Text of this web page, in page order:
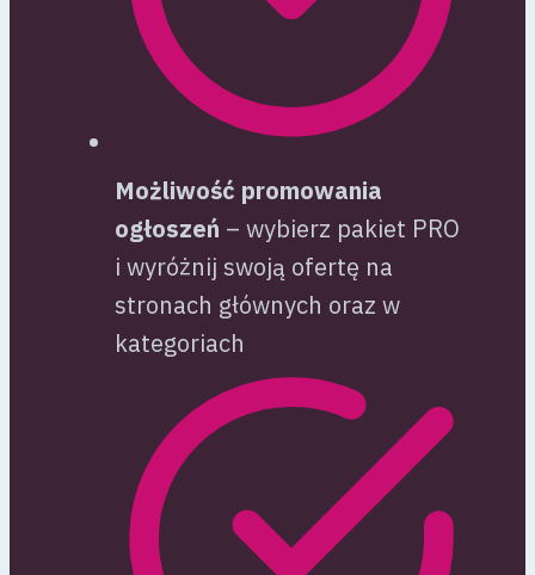
Możliwość promowania
ogłoszeń – wybierz pakiet PRO
i wyróżnij swoją ofertę na
stronach głównych oraz w
kategoriach